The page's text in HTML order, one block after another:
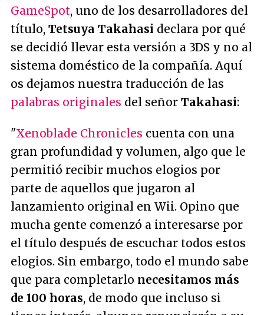
GameSpot, uno de los desarrolladores del
título, Tetsuya Takahasi declara por qué
se decidió llevar esta versión a 3DS y no al
sistema doméstico de la compañía. Aquí
os dejamos nuestra traducción de las
palabras originales del señor Takahasi:
"Xenoblade Chronicles cuenta con una
gran profundidad y volumen, algo que le
permitió recibir muchos elogios por
parte de aquellos que jugaron al
lanzamiento original en Wii. Opino que
mucha gente comenzó a interesarse por
el título después de escuchar todos estos
elogios. Sin embargo, todo el mundo sabe
que para completarlo necesitamos más
de 100 horas, de modo que incluso si